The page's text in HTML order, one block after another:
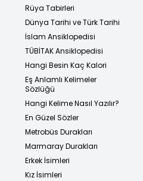
Rüya Tabirleri
Dünya Tarihi ve Türk Tarihi
İslam Ansiklopedisi
TÜBİTAK Ansiklopedisi
Hangi Besin Kaç Kalori
Eş Anlamlı Kelimeler
Sözlüğü
Hangi Kelime Nasıl Yazılır?
En Güzel Sözler
Metrobüs Durakları
Marmaray Durakları
Erkek İsimleri
Kız İsimleri